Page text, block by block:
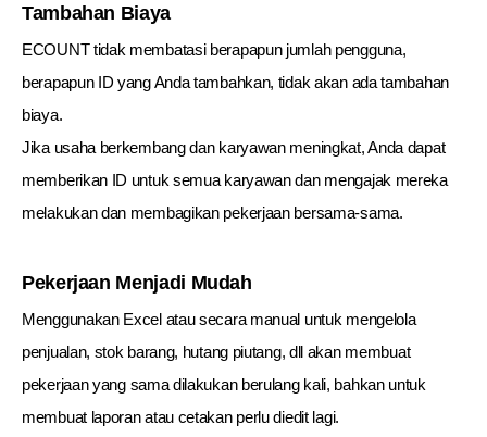
Tambahan Biaya
ECOUNT tidak membatasi berapapun jumlah pengguna,
berapapun ID yang Anda tambahkan, tidak akan ada tambahan
biaya.
Jika usaha berkembang dan karyawan meningkat, Anda dapat
memberikan ID untuk semua karyawan dan mengajak mereka
melakukan dan membagikan pekerjaan bersama-sama.
Pekerjaan Menjadi Mudah
Menggunakan Excel atau secara manual untuk mengelola
penjualan, stok barang, hutang piutang, dll akan membuat
pekerjaanyang sama dilakukan berulang kali, bahkan untuk
membuat laporan atau cetakan perlu diedit lagi.